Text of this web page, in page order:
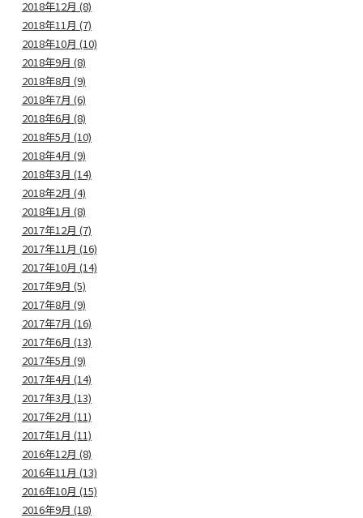
2018年12月 (8)
2018年11月 (7)
2018年10月 (10)
2018年9月 (8)
2018年8月 (9)
2018年7月 (6)
2018年6月 (8)
2018年5月 (10)
2018年4月 (9)
2018年3月 (14)
2018年2月 (4)
2018年1月 (8)
2017年12月 (7)
2017年11月 (16)
2017年10月 (14)
2017年9月 (5)
2017年8月 (9)
2017年7月 (16)
2017年6月 (13)
2017年5月 (9)
2017年4月 (14)
2017年3月 (13)
2017年2月 (11)
2017年1月 (11)
2016年12月 (8)
2016年11月 (13)
2016年10月 (15)
2016年9月 (18)